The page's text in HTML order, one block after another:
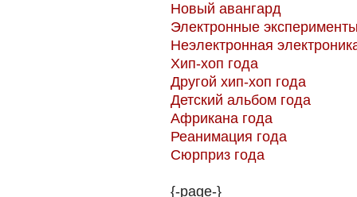
Новый авангард
Электронные
Неэлектронная
Хип-хоп года
Другой хип-хоп года
Детский альбом года
Африкана года
Реанимация года
Сюрприз года
{-page-}